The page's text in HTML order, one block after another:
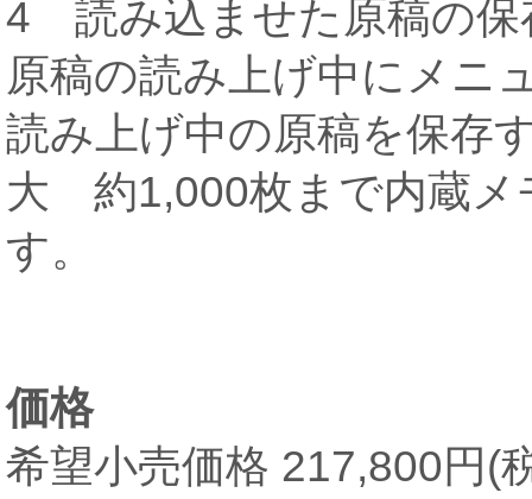
4 読み込ませた原稿の
原稿の読み上げ中にメニ
読み上げ中の原稿を保存
大 約1,000枚まで内蔵メ
す。
価格
希望小売価格 217,800円(